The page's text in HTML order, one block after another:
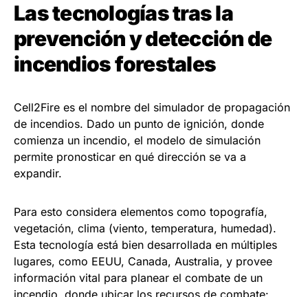
Las tecnologías tras la
prevención y detección de
incendios forestales
Cell2Fire es el nombre del simulador de propagación
de incendios. Dado un punto de ignición, donde
comienza un incendio, el modelo de simulación
permite pronosticar en qué dirección se va a
expandir.
Para esto considera elementos como topografía,
vegetación, clima (viento, temperatura, humedad).
Esta tecnología está bien desarrollada en múltiples
lugares, como EEUU, Canada, Australia, y provee
información vital para planear el combate de un